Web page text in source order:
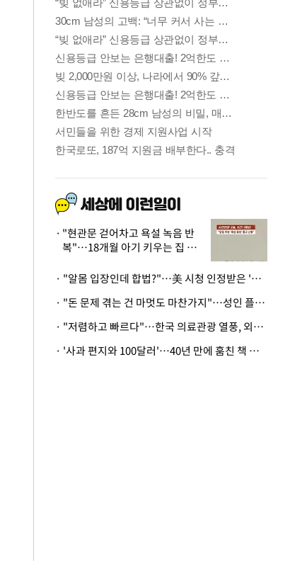
"현관문 걷어차고 욕설 녹음 반
복"…18개월 아기 키우는 집 뒤
· "알몸 입장인데 합법?"…美 시청 인정받은 '누드' 레스토랑 화제
· "돈 문제 겪는 건 마멋도 마찬가지"…성인 플랫폼에 등장한 뜻밖의 스타
· "저렴하고 빠르다"…한국 의료관광 열풍, 외신도 주목
· '사과 편지와 100달러'…40년 만에 훔친 책 돌려준 美 절도범